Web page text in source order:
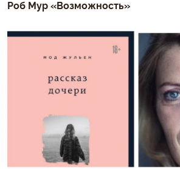
Роб Мур «Возможность»